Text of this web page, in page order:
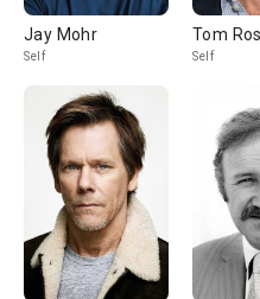
Jay Mohr
Self
Tom
Self